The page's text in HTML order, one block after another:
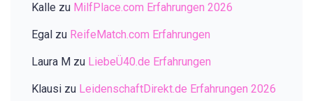
Kalle zu MilfPlace.com Erfahrungen 2026
Egal zu ReifeMatch.com Erfahrungen
Laura M zu LiebeÜ40.de Erfahrungen
Klausi zu LeidenschaftDirekt.de Erfahrungen 2026